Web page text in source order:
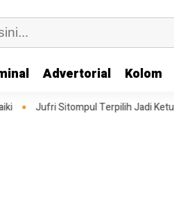
Advertorial Kolom
Terpilih Jadi Ketua PKB Taput: